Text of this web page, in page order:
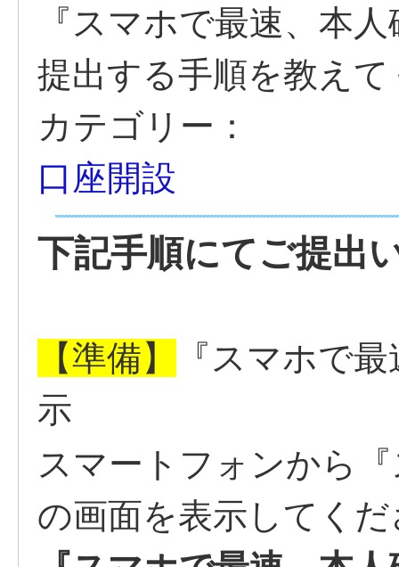
『スマホで最速、本
提出する手順を教え
カテゴリー：
口座開設
下記手順にてご提出
【準備】
『スマホで
示
スマートフォンから
の画面を表示してく